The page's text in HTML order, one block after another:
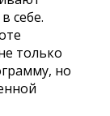
себе.
только
но